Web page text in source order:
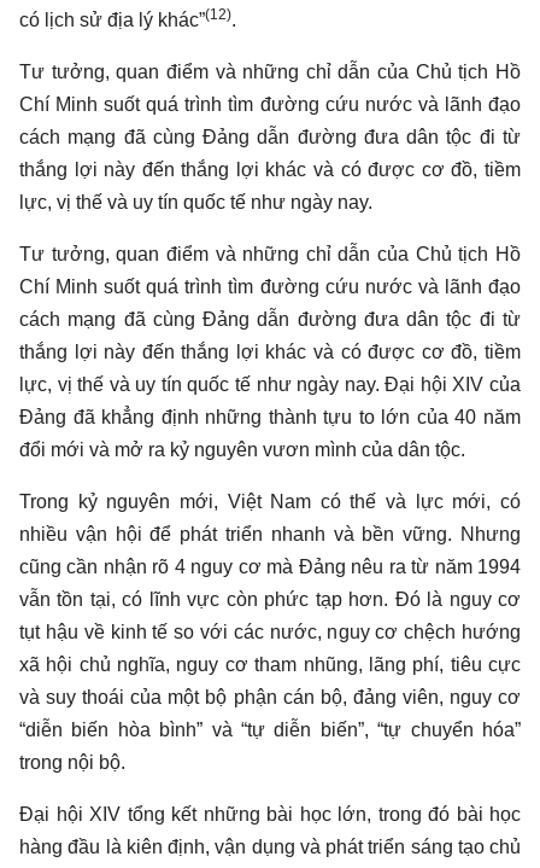
có lịch sử địa lý khác”(12).
Tư tưởng, quan điểm và những chỉ dẫn của Chủ tịch Hồ
Chí Minh suốt quá trình tìm đường cứu nước và lãnh đạo
cách mạng đã cùng Đảng dẫn đường đưa dân tộc đi từ
thắng lợi này đến thắng lợi khác và có được cơ đồ, tiềm
lực, vị thế và uy tín quốc tế như ngày nay.
Tư tưởng, quan điểm và những chỉ dẫn của Chủ tịch Hồ
Chí Minh suốt quá trình tìm đường cứu nước và lãnh đạo
cách mạng đã cùng Đảng dẫn đường đưa dân tộc đi từ
thắng lợi này đến thắng lợi khác và có được cơ đồ, tiềm
lực, vị thế và uy tín quốc tế như ngày nay. Đại hội XIV của
Đảng đã khẳng định những thành tựu to lớn của 40 năm
đổi mới và mở ra kỷ nguyên vươn mình của dân tộc.
Trong kỷ nguyên mới, Việt Nam có thế và lực mới, có
nhiều vận hội để phát triển nhanh và bền vững. Nhưng
cũng cần nhận rõ 4 nguy cơ mà Đảng nêu ra từ năm 1994
vẫn tồn tại, có lĩnh vực còn phức tạp hơn. Đó là nguy cơ
tụt hậu về kinh tế so với các nước, nguy cơ chệch hướng
xã hội chủ nghĩa, nguy cơ tham nhũng, lãng phí, tiêu cực
và suy thoái của một bộ phận cán bộ, đảng viên, nguy cơ
“diễn biến hòa bình” và “tự diễn biến”, “tự chuyển hóa”
trong nội bộ.
Đại hội XIV tổng kết những bài học lớn, trong đó bài học
hàng đầu là kiên định, vận dụng và phát triển sáng tạo chủ